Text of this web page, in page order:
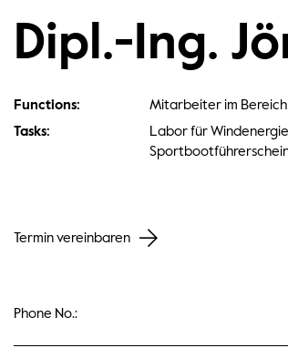
Dipl.-Ing.
Functions:
Mitarbeiter im
Tasks:
Labor für
Termin vereinbaren
Phone No.: